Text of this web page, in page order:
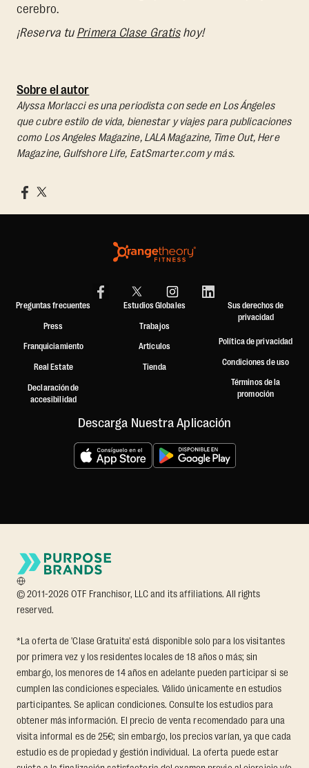
cerebro.
¡Reserva tu Primera Clase Gratishoy!
Sobre el autor
Alyssa Morlacci es una periodista con sede en Los Ángeles
que cubre estilo de vida, bienestar y viajes para publicaciones
como Los Angeles Magazine, LALA Magazine, Time Out, Here
Magazine, Gulfshore Life, EatSmarter.com y más.
Preguntas frecuentes
Press
Franquiciamiento
Real Estate
Declaración de
accesibilidad
Estudios Globales
Trabajos
Artículos
Tienda
Sus derechos de
privacidad
Política de privacidad
Condiciones de uso
Términos de la
promoción
Descarga Nuestra Aplicación
© 2011-2026 OTF Franchisor, LLC and its affiliations. All rights
reserved.
*La oferta de 'Clase Gratuita' está disponible solo para los visitantes
por primera vez y los residentes locales de 18 años o más; sin
embargo, los menores de 14 años en adelante pueden participar si se
cumplen las condiciones especiales. Válido únicamente en estudios
participantes. Se aplican condiciones. Consulte los estudios para
obtener más información. El precio de venta recomendado para una
visita informal es de 25€; sin embargo, los precios varían, ya que cada
estudio es de propiedad y gestión individual. La oferta puede estar